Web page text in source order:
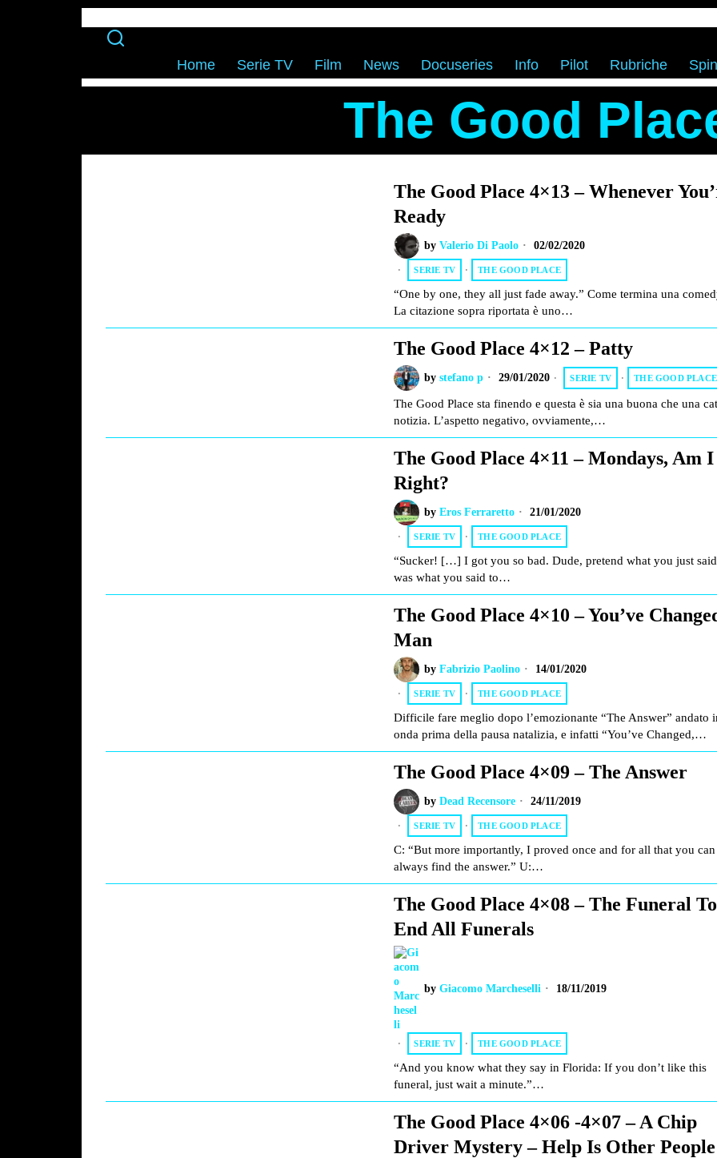
Home Serie TV Film News Docuseries Info Pilot Rubriche
The Good
The Good Place 4×13 – Whenever
Ready
by Valerio Di Paolo 02/02/2020
SERIE TV · THE GOOD PLACE
“One by one, they all just fade away.” Come termina una
La citazione sopra riportata è uno…
The Good Place 4×12 – Patty
by stefano p 29/01/2020 SERIE TV · THE GOOD PLACE
The Good Place sta finendo e questa è sia una buona che una
notizia. L’aspetto negativo, ovviamente,…
The Good Place 4×11 – Mondays, Am I
Right?
by Eros Ferraretto 21/01/2020
SERIE TV · THE GOOD PLACE
“Sucker! […] I got you so bad. Dude, pretend what you just said
was what you said to…
The Good Place 4×10 – You’ve
Man
by Fabrizio Paolino 14/01/2020
SERIE TV · THE GOOD PLACE
Difficile fare meglio dopo l’emozionante “The Answer” andato
onda prima della pausa natalizia, e infatti “You’ve Changed,…
The Good Place 4×09 – The Answer
by Dead Recensore 24/11/2019
SERIE TV · THE GOOD PLACE
C: “But more importantly, I proved once and for all that you can
always find the answer.” U:…
The Good Place 4×08 – The Funeral To
End All Funerals
by Giacomo Marcheselli 18/11/2019
SERIE TV · THE GOOD PLACE
“And you know what they say in Florida: If you don’t like this
funeral, just wait a minute.”…
The Good Place 4×06 -4×07 – A Chip
Driver Mystery – Help Is Other People